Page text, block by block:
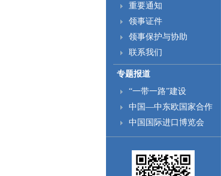
重要通知
领事证件
领事保护与协助
联系我们
专题报道
“一带一路”建设
中国—中东欧国家合作
中国国际进口博览会